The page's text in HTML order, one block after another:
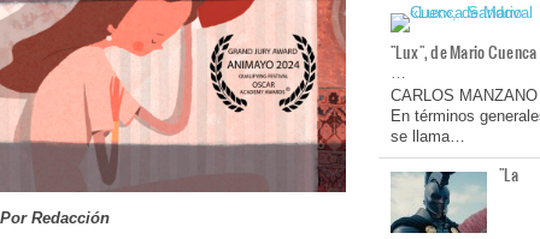
Por Redacción
"Lux", de Mario Cuenca
…
CARLOS MANZANO
En términos
se llama…
"La